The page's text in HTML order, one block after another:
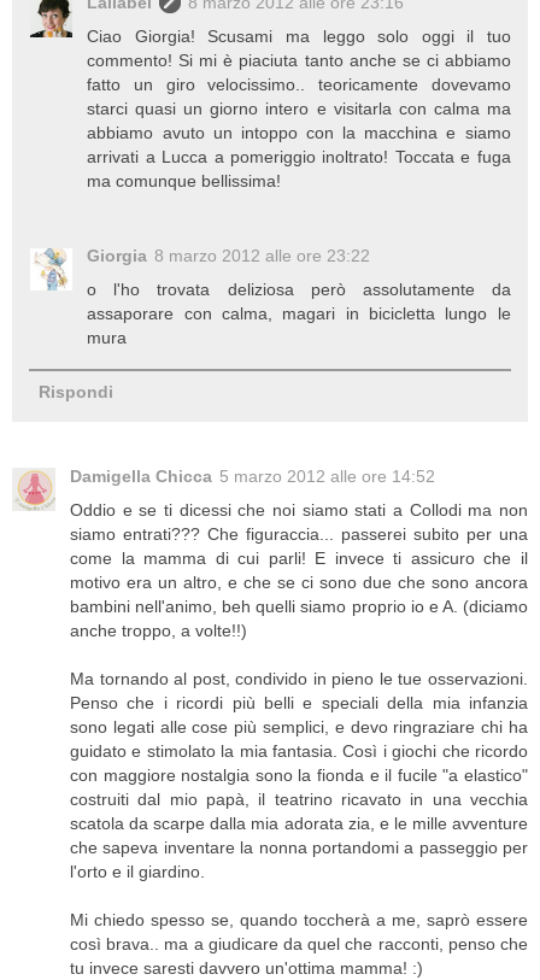
Ciao Giorgia! Scusami ma leggo solo oggi il tuo
commento! Si mi è piaciuta tanto anche se ci abbiamo
fatto un giro velocissimo.. teoricamente dovevamo
starci quasi un giorno intero e visitarla con calma ma
abbiamo avuto un intoppo con la macchina e siamo
arrivati a Lucca a pomeriggio inoltrato! Toccata e fuga
ma comunque bellissima!
Giorgia 8 marzo 2012 alle ore 23:22
o l'ho trovata deliziosa però assolutamente da
assaporare con calma, magari in bicicletta lungo le
mura
Rispondi
Damigella Chicca 5 marzo 2012 alle ore 14:52
Oddio e se ti dicessi che noi siamo stati a Collodi ma non
siamo entrati??? Che figuraccia... passerei subito per una
come la mamma di cui parli! E invece ti assicuro che il
motivo era un altro, e che se ci sono due che sono ancora
bambini nell'animo, beh quelli siamo proprio io e A. (diciamo
anche troppo, a volte!!)
Ma tornando al post, condivido in pieno le tue osservazioni.
Penso che i ricordi più belli e speciali della mia infanzia
sono legati alle cose più semplici, e devo ringraziare chi ha
guidato e stimolato la mia fantasia. Così i giochi che ricordo
con maggiore nostalgia sono la fionda e il fucile "a elastico"
costruiti dal mio papà, il teatrino ricavato in una vecchia
scatola da scarpe dalla mia adorata zia, e le mille avventure
che sapeva inventare la nonna portandomi a passeggio per
l'orto e il giardino.
Mi chiedo spesso se, quando toccherà a me, saprò essere
così brava.. ma a giudicare da quel che racconti, penso che
tu invece saresti davvero un'ottima mamma! :)